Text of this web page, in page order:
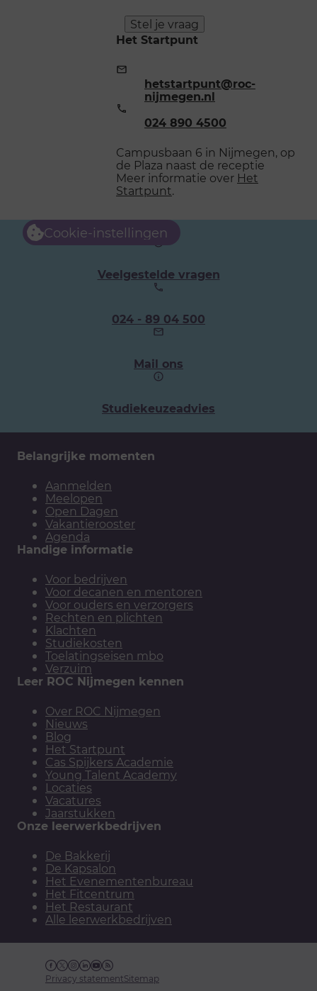
Stel je vraag
Het Startpunt
mailadres:
hetstartpunt@roc-
nijmegen.nl
024 890 4500
Campusbaan 6 in Nijmegen, op
de Plaza naast de receptie
Meer informatie over Het
Startpunt.
Cookie-instellingen
Veelgestelde vragen
Ons
telefoonnummer:
024 - 89 04 500
Mail ons
Studiekeuzeadvies
Belangrijke momenten
Aanmelden
Meelopen
Open Dagen
Vakantierooster
Agenda
Handige informatie
Voor bedrijven
Voor decanen en mentoren
Voor ouders en verzorgers
Rechten en plichten
Klachten
Studiekosten
Toelatingseisen mbo
Verzuim
Leer ROC Nijmegen kennen
Over ROC Nijmegen
Nieuws
Blog
Het Startpunt
Cas Spijkers Academie
Young Talent Academy
Locaties
Vacatures
Jaarstukken
Onze leerwerkbedrijven
De Bakkerij
De Kapsalon
Het Evenementenbureau
Het Fitcentrum
Het Restaurant
Alle leerwerkbedrijven
Facebook
Twitter
Instagram
Linkedin
YouTube
RSS
Privacy statementSitemap